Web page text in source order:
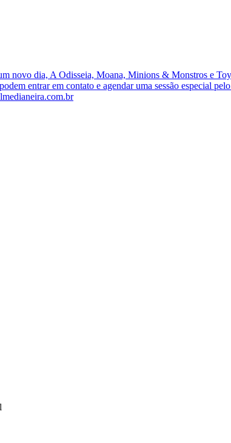
novo dia, A Odisseia, Moana, Minions & Monstros e
entrar em contato e agendar uma sessão especial